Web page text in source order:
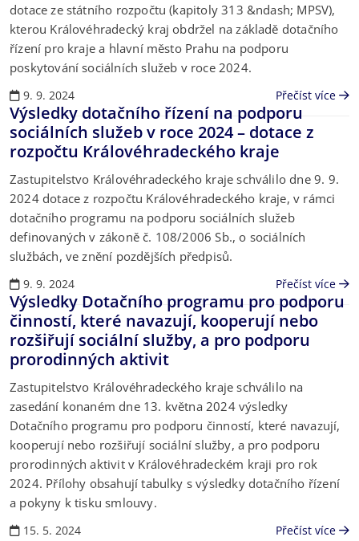
dotace ze státního rozpočtu (kapitoly 313 &ndash; MPSV),
kterou Královéhradecký kraj obdržel na základě dotačního
řízení pro kraje a hlavní město Prahu na podporu
poskytování sociálních služeb v roce 2024.
9. 9. 2024 Přečíst více
Výsledky dotačního řízení na podporu
sociálních služeb v roce 2024 – dotace z
rozpočtu Královéhradeckého kraje
Zastupitelstvo Královéhradeckého kraje schválilo dne 9. 9.
2024 dotace z rozpočtu Královéhradeckého kraje, v rámci
dotačního programu na podporu sociálních služeb
definovaných v zákoně č. 108/2006 Sb., o sociálních
službách, ve znění pozdějších předpisů.
9. 9. 2024 Přečíst více
Výsledky Dotačního programu pro podporu
činností, které navazují, kooperují nebo
rozšiřují sociální služby, a pro podporu
prorodinných aktivit
Zastupitelstvo Královéhradeckého kraje schválilo na
zasedání konaném dne 13. května 2024 výsledky
Dotačního programu pro podporu činností, které navazují,
kooperují nebo rozšiřují sociální služby, a pro podporu
prorodinných aktivit v Královéhradeckém kraji pro rok
2024. Přílohy obsahují tabulky s výsledky dotačního řízení
a pokyny k tisku smlouvy.
15. 5. 2024 Přečíst více